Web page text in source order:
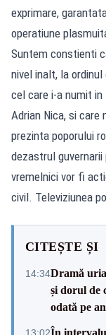
exprimare,
operatiune
Suntem constienti
nivel inalt, la
cel care i-a numit
Adrian Nica, si
prezinta poporului
dezastrul
vremelnici vor fi
civil. Televiziunea
CITEȘTE ȘI
14:34Dramă
și dorul de
odată pe
13:02În